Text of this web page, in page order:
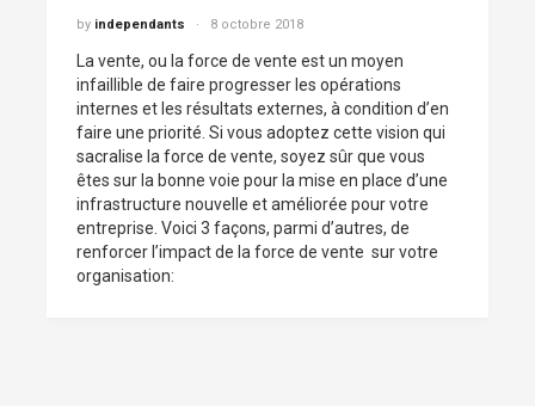
by independants 8 octobre 2018
La vente, ou la force de vente est un moyen
infaillible de faire progresser les opérations
internes et les résultats externes, à condition d’en
faire une priorité. Si vous adoptez cette vision qui
sacralise la force de vente, soyez sûr que vous
êtes sur la bonne voie pour la mise en place d’une
infrastructure nouvelle et améliorée pour votre
entreprise. Voici 3 façons, parmi d’autres, de
renforcer l’impact de la force de vente sur votre
organisation: